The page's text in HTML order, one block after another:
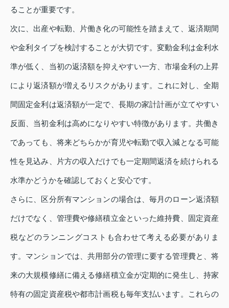
ることが重要です。
次に、出産や転勤、片働き化の可能性を踏まえて、返済期間
や金利タイプを検討することが大切です。変動金利は金利水
準が低く、当初の返済額を抑えやすい一方、市場金利の上昇
により返済額が増えるリスクがあります。これに対し、全期
間固定金利は返済額が一定で、長期の家計計画が立てやすい
反面、当初金利は高めになりやすい特徴があります。共働き
であっても、将来どちらかが育児や転勤で収入減となる可能
性を見込み、片方の収入だけでも一定期間返済を続けられる
水準かどうかを確認しておくと安心です。
さらに、区分所有マンションの場合は、毎月のローン返済額
だけでなく、管理費や修繕積立金といった維持費、固定資産
税などのランニングコストも合わせて考える必要がありま
す。マンションでは、共用部分の管理に要する管理費と、将
来の大規模修繕に備える修繕積立金が定期的に発生し、持家
特有の固定資産税や都市計画税も毎年支払います。これらの